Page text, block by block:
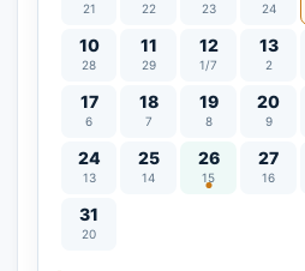
21 22 23 24
10
28
11
29
12
1/7
13
2
17
6
18
7
19
8
20
9
24
13
25
14
26
15
Lễ Vu Lan 27
16
31
20